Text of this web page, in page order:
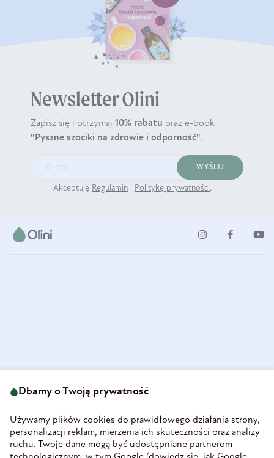
Newsletter Olini
Zapisz się i otrzymaj 10% rabatu oraz e-book
"Pyszne szociki na zdrowie i odporność".
WYŚLIJ
Akceptuję Regulamin i Politykę prywatności.
58-160 Świebodzice
REGON 890213034
INFORMACJE
Dbamy o Twoją prywatność
Używamy plików cookies do prawidłowego działania strony,
personalizacji reklam, mierzenia ich skuteczności oraz analizy
ruchu. Twoje dane mogą być udostępniane partnerom